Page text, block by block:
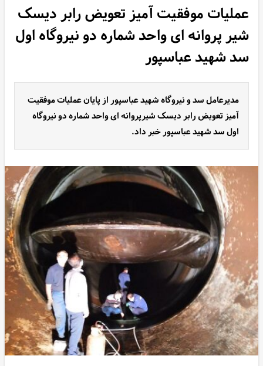
عملیات موفقیت آمیز تعویض رابر دیسک
شیر پروانه ای واحد شماره دو نیروگاه اول
سد شهید عباسپور
مدیرعامل سد و نیروگاه شهید عباسپور از پایان عملیات موفقیت
آمیز تعویض رابر دیسک شیرپروانه ای واحد شماره دو نیروگاه
اول سد شهید عباسپور خبر داد.